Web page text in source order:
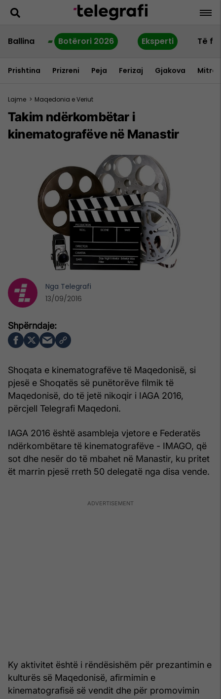
Ballina Botërori 2026 Eksperti Të
Prishtina Prizreni Peja Ferizaj Gjakova
Lajme > Maqedonia e Veriut
Takim ndërkombëtar i
kinematografëve në Manastir
Shoqata e kinematografëve të Maqedonisë, si
pjesë e Shoqatës së punëtorëve filmik të
Maqedonisë, do të jetë nikoqir i IAGA 2016,
përcjell Telegrafi Maqedoni.
IAGA 2016 është asambleja vjetore e Federatës
ndërkombëtare të kinematografëve - IMAGO, që
sot dhe nesër do të mbahet në Manastir, ku pritet
ët marrin pjesë rreth 50 delegatë nga disa vende.
Ky aktivitet është i rëndësishëm për prezantimin e
kulturës së Maqedonisë, afirmimin e
kinematografisë së vendit dhe për promovimin
Nga Telegrafi
13/09/2016